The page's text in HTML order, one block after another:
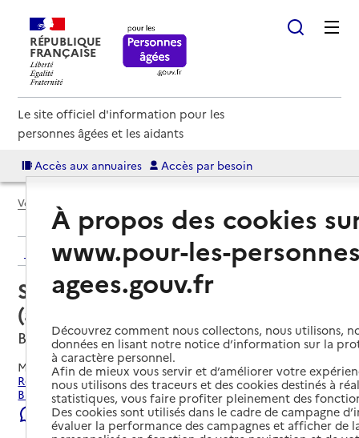
RÉPUBLIQUE
FRANÇAISE
Le site officiel d'information pour les
personnes âgées et les aidants
Accès aux annuaires Accès par besoin
Voir le fil d’Ariane
Retour aux résultats de l'annuaire
Service autonomie à domicile
(aide) – SAS BNB SAP Normandie
Bayeux, CALVADOS
Mis à jour le23/07/2026
Rechercher les établissements et services autour de
Bayeux.
Signaler une erreur
À propos des cookies
www.pour-les-
agees.gouv.fr
Découvrez comment nous collectons, nous utilisons,
données en lisant notre notice d’information sur la
à caractère personnel.
Afin de mieux vous servir et d’améliorer votre
nous utilisons des traceurs et des cookies destinés à
statistiques, vous faire profiter pleinement des
Des cookies sont utilisés dans le cadre de campagne
évaluer la performance des campagnes et afficher de